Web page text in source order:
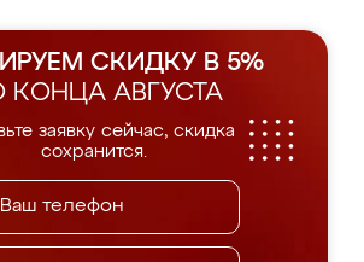
СКИДКУ В 5%
КОНЦА АВГУСТА
заявку сейчас, скидка
сохранится.